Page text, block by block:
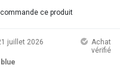
ce produit
juillet 2026
Achat
vérifié
blue